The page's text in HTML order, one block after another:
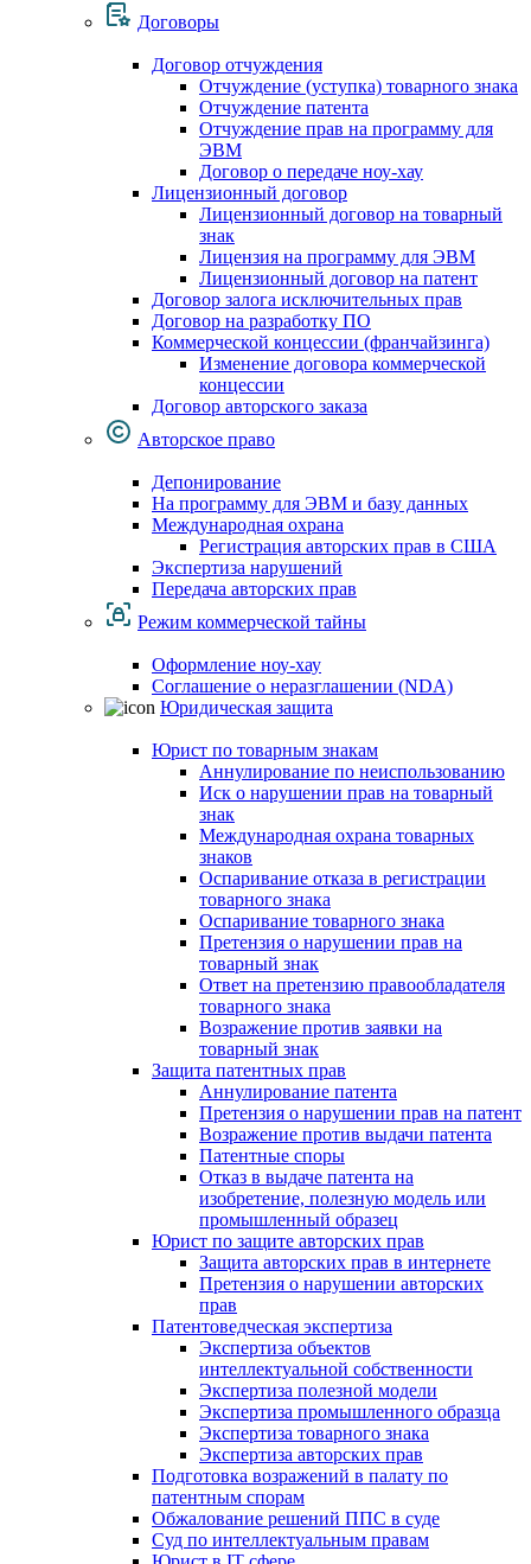
Договоры
Договор отчуждения
Отчуждение (уступка) товарного знака
Отчуждение патента
Отчуждение прав на программу для
ЭВМ
Договор о передаче ноу-хау
Лицензионный договор
Лицензионный договор на товарный
знак
Лицензия на программу для ЭВМ
Лицензионный договор на патент
Договор залога исключительных прав
Договор на разработку ПО
Коммерческой концессии (франчайзинга)
Изменение договора коммерческой
концессии
Договор авторского заказа
Авторское право
Депонирование
На программу для ЭВМ и базу данных
Международная охрана
Регистрация авторских прав в США
Экспертиза нарушений
Передача авторских прав
Режим коммерческой тайны
Оформление ноу-хау
Соглашение о неразглашении (NDA)
Юридическая защита
Юрист по товарным знакам
Аннулирование по неиспользованию
Иск о нарушении прав на товарный
знак
Международная охрана товарных
знаков
Оспаривание отказа в регистрации
товарного знака
Оспаривание товарного знака
Претензия о нарушении прав на
товарный знак
Ответ на претензию правообладателя
товарного знака
Возражение против заявки на
товарный знак
Защита патентных прав
Аннулирование патента
Претензия о нарушении прав на патент
Возражение против выдачи патента
Патентные споры
Отказ в выдаче патента на
изобретение, полезную модель или
промышленный образец
Юрист по защите авторских прав
Защита авторских прав в интернете
Претензия о нарушении авторских
прав
Патентоведческая экспертиза
Экспертиза объектов
интеллектуальной собственности
Экспертиза полезной модели
Экспертиза промышленного образца
Экспертиза товарного знака
Экспертиза авторских прав
Подготовка возражений в палату по
патентным спорам
Обжалование решений ППС в суде
Суд по интеллектуальным правам